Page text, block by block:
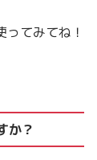
てみてね！
か？